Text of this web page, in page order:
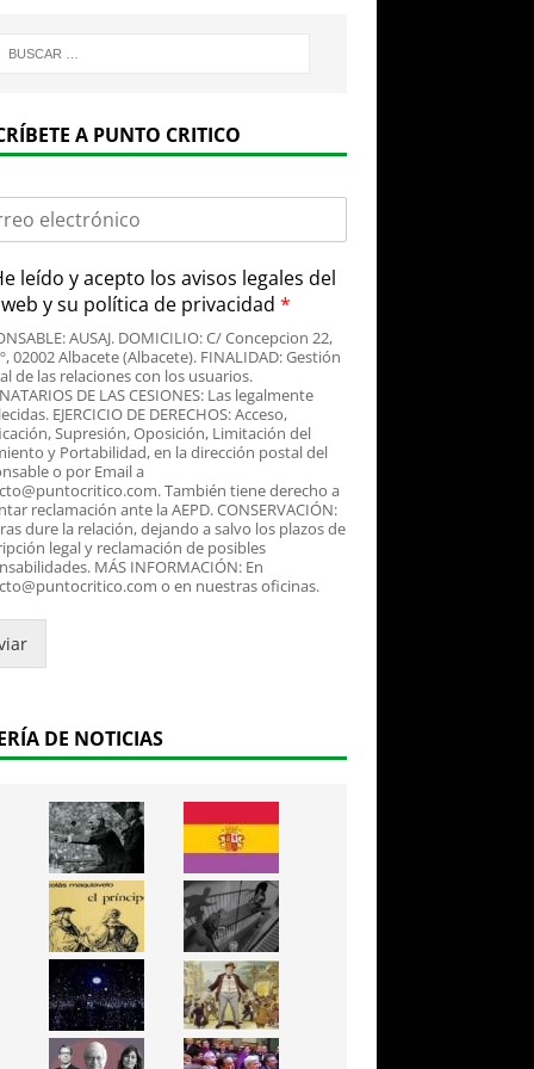
A PUNTO CRITICO
leído y acepto los avisos legales del
y su política de privacidad *
AUSAJ. DOMICILIO: C/ Concepcion 22,
02002 Albacete (Albacete). FINALIDAD: Gestión
de las relaciones con los usuarios.
DE LAS CESIONES: Las legalmente
EJERCICIO DE DERECHOS: Acceso,
Supresión, Oposición, Limitación del
y Portabilidad, en la dirección postal del
o por Email a
También tiene derecho a
reclamación ante la AEPD. CONSERVACIÓN:
dure la relación, dejando a salvo los plazos de
legal y reclamación de posibles
MÁS INFORMACIÓN: En
o en nuestras oficinas.
DE NOTICIAS